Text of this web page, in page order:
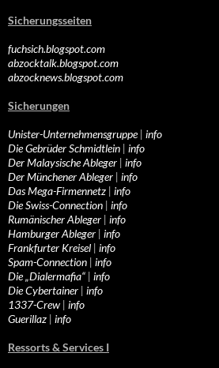
Sicherungsseiten
fuchsich.blogspot.com
abzocktalk.blogspot.com
abzocknews.blogspot.com
Sicherungen
Unister-Unternehmensgruppe| info
Die Gebrüder Schmidtlein | info
Der Malaysische Ableger | info
Der Münchener Ableger | info
Das Mega-Firmennetz | info
Die Swiss-Connection | info
Rumänischer Ableger | info
Hamburger Ableger | info
Frankfurter Kreisel | info
Spam-Connection | info
Die „Dialermafia“ | info
Die Cybertainer | info
1337-Crew | info
Guerillaz | info
Ressorts & Services I